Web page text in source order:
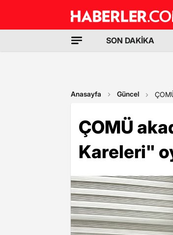
SON DAKİKA
Anasayfa Güncel
ÇOMÜ
Kareleri"